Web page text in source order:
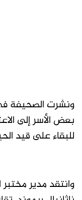
ونشرت الصحيفة
بعض الأسر إلى
للبقاء على قيد
وانتقد مدير مختبر